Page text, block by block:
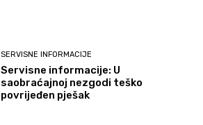
SERVISNE INFORMACIJE
Servisne informacije: U
saobraćajnoj nezgodi teško
povrijeđen pješak